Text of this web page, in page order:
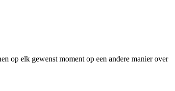
op elk gewenst moment op een andere manier over